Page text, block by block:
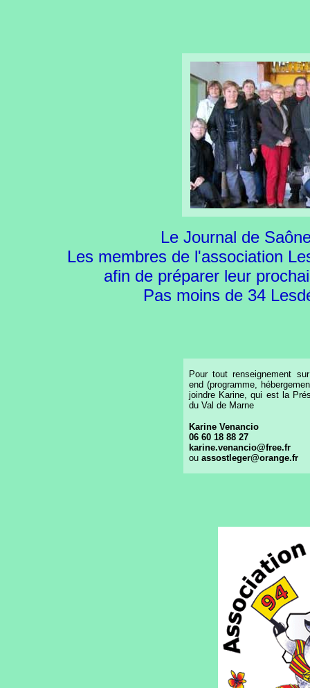
Le Journal de
Les membres de l'association
afin de préparer leur
Pas moins de 34
Pour tout renseignement
end (programme,
joindre Karine, qui est la
du Val de Marne
Karine Venancio
06 60 18 88 27
karine.venancio@free.fr
ou assostleger@orange.fr